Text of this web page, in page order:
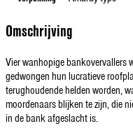
Omschrijving
Vier wanhopige bankovervallers
gedwongen hun lucratieve
terughoudende helden worden,
moordenaars blijken te zijn, die
in de bank afgeslacht is.